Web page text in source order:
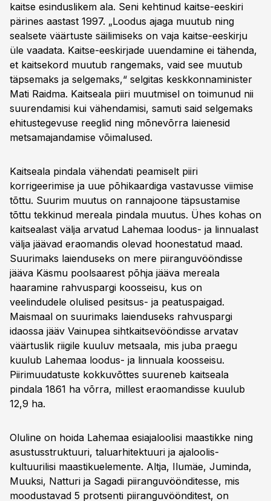
kaitse esinduslikem ala. Seni kehtinud kaitse-eeskiri
pärines aastast 1997. „Loodus ajaga muutub ning
sealsete väärtuste säilimiseks on vaja kaitse-eeskirju
üle vaadata. Kaitse-eeskirjade uuendamine ei tähenda,
et kaitsekord muutub rangemaks, vaid see muutub
täpsemaks ja selgemaks,“ selgitas keskkonnaminister
Mati Raidma. Kaitseala piiri muutmisel on toimunud nii
suurendamisi kui vähendamisi, samuti said selgemaks
ehitustegevuse reeglid ning mõnevõrra laienesid
metsamajandamise võimalused.
Kaitseala pindala vähendati peamiselt piiri
korrigeerimise ja uue põhikaardiga vastavusse viimise
tõttu. Suurim muutus on rannajoone täpsustamise
tõttu tekkinud mereala pindala muutus. Ühes kohas on
kaitsealast välja arvatud Lahemaa loodus- ja linnualast
välja jäävad eraomandis olevad hoonestatud maad.
Suurimaks laienduseks on mere piiranguvööndisse
jääva Käsmu poolsaarest põhja jääva mereala
haaramine rahvuspargi koosseisu, kus on
veelindudele olulised pesitsus- ja peatuspaigad.
Maismaal on suurimaks laienduseks rahvuspargi
idaossa jääv Vainupea sihtkaitsevööndisse arvatav
väärtuslik riigile kuuluv metsaala, mis juba praegu
kuulub Lahemaa loodus- ja linnuala koosseisu.
Piirimuudatuste kokkuvõttes suureneb kaitseala
pindala 1861 ha võrra, millest eraomandisse kuulub
12,9 ha.
Oluline on hoida Lahemaa esiajaloolisi maastikke ning
asustusstruktuuri, taluarhitektuuri ja ajaloolis-
kultuurilisi maastikuelemente. Altja, Ilumäe, Juminda,
Muuksi, Natturi ja Sagadi piiranguvöönditesse, mis
moodustavad 5 protsenti piiranguvöönditest, on